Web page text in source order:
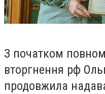
З початком
вторгнення рф
продовжила